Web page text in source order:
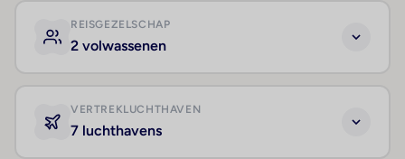
REISGEZELSCHAP
2 volwassenen
VERTREKLUCHTHAVEN
7 luchthavens